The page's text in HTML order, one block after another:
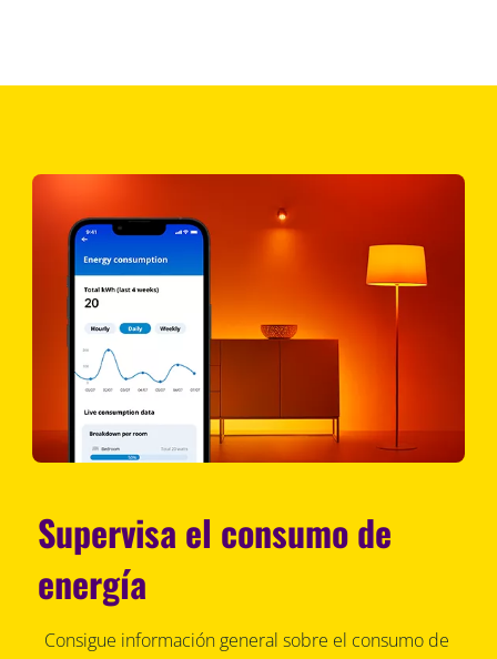
Supervisa el consumo de
energía
Consigue información general sobre el consumo de